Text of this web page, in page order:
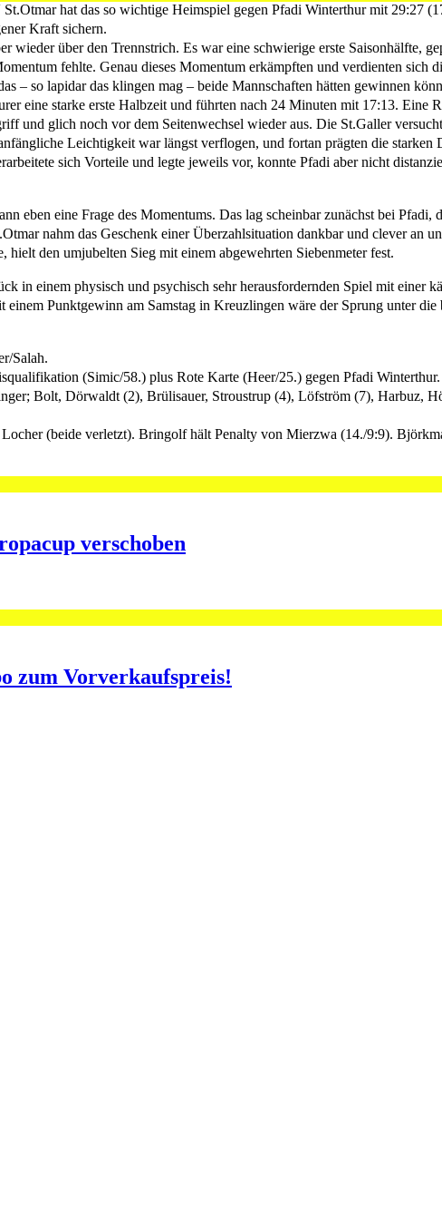
hat das so wichtige Heimspiel gegen Pfadi Winterthur mit 29:27
Kraft sichern.
wieder über den Trennstrich. Es war eine schwierige erste Saisonhälfte,
fehlte. Genau dieses Momentum erkämpften und verdienten sich
– so lapidar das klingen mag – beide Mannschaften hätten gewinnen
eine starke erste Halbzeit und führten nach 24 Minuten mit 17:13. Eine
und glich noch vor dem Seitenwechsel wieder aus. Die St.Galler
Leichtigkeit war längst verflogen, und fortan prägten die
sich Vorteile und legte jeweils vor, konnte Pfadi aber nicht
eben eine Frage des Momentums. Das lag scheinbar zunächst bei
nahm das Geschenk einer Überzahlsituation dankbar und clever an
den umjubelten Sieg mit einem abgewehrten Siebenmeter fest.
in einem physisch und psychisch sehr herausfordernden Spiel mit einer
Punktgewinn am Samstag in Kreuzlingen wäre der Sprung unter
Salah.
(Simic/58.) plus Rote Karte (Heer/25.) gegen Pfadi Winterthur.
Bolt, Dörwaldt (2), Brülisauer, Stroustrup (4), Löfström (7), Harbuz,
(beide verletzt). Bringolf hält Penalty von Mierzwa (14./9:9).
verschoben
zum Vorverkaufspreis!